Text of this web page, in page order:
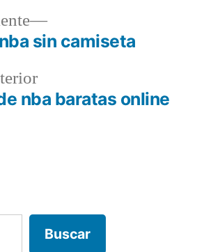
Entrada
anterior:
nba baratas online
Entrada
siguiente:
sin camiseta
Buscar